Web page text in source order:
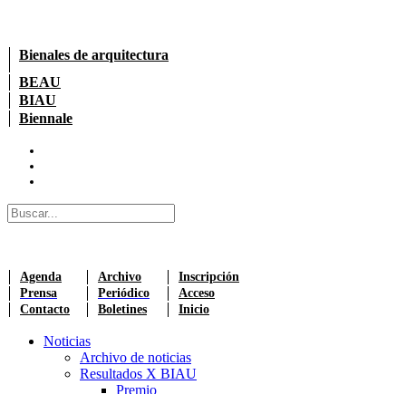
Bienales de arquitectura
BEAU
BIAU
Biennale
Agenda Archivo
Inscripción
Prensa
Periódico
Acceso
Contacto
Boletines Inicio
Noticias
Archivo de noticias
Resultados X BIAU
Premio